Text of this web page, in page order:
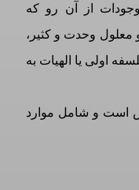
از آن رو که
وحدت و کثیر،
اولی یا الهیات به
است و شامل موارد